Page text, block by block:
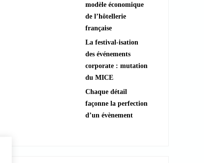
modèle économique
de l’hôtellerie
française
La festival-isation
des événements
corporate : mutation
du MICE
Chaque détail
façonne la perfection
d’un évènement